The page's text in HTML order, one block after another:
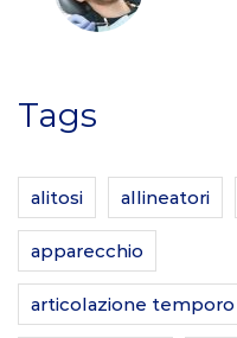
Tags
alitosi allineatori
apparecchio
articolazione